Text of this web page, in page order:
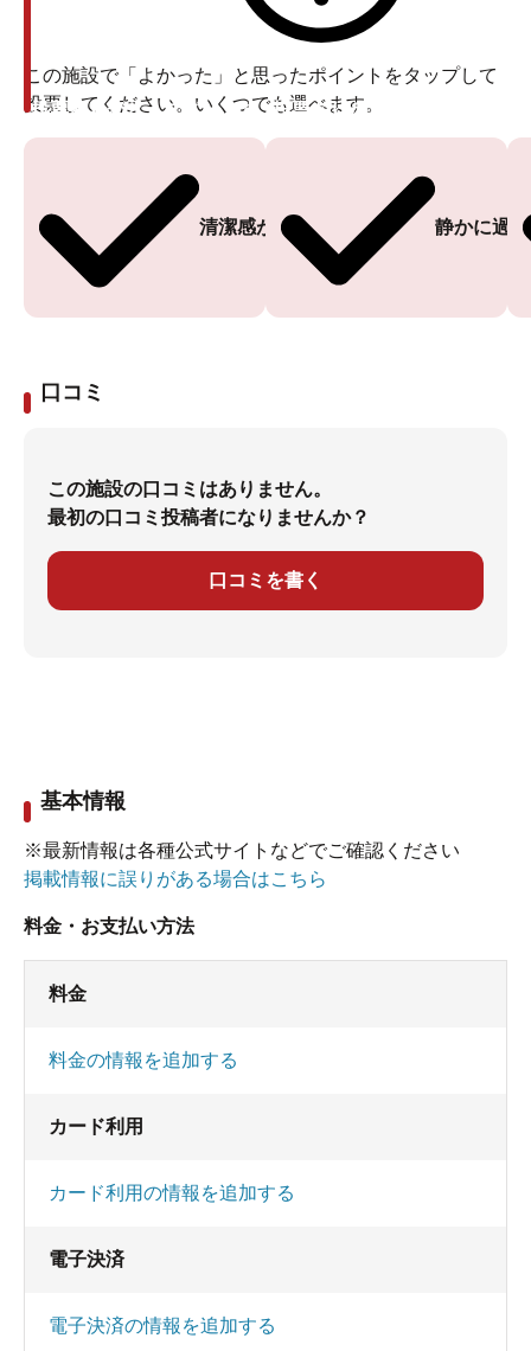
この施設で「よかった」と思ったポイントをタップして
投票してください。いくつでも選べます。
清潔感がある
投票ありがとうございます
静かに過
投票ありがとうございます
口コミ
この施設の口コミはありません。
最初の口コミ投稿者になりませんか？
口コミを書く
基本情報
※最新情報は各種公式サイトなどでご確認ください
掲載情報に誤りがある場合はこちら
料金・お支払い方法
料金
料金の情報を追加する
カード利用
カード利用の情報を追加する
電子決済
電子決済の情報を追加する